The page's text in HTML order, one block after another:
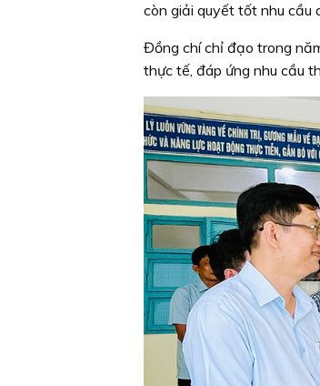
còn giải quyết tốt nhu cầu
Đồng chí chỉ đạo trong
thực tế, đáp ứng nhu cầu